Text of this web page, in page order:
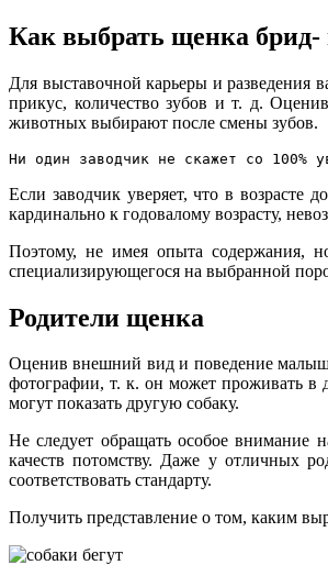
Как выбрать щенка брид-
Для выставочной карьеры и разведения
прикус, количество зубов и т. д.
животных выбирают после смены зубов.
Ни один заводчик не скажет со 100%
Если заводчик уверяет, что в возрасте
кардинально к годовалому возрасту,
Поэтому, не имея опыта содержания,
специализирующегося на выбранной
Родители щенка
Оценив внешний вид и поведение
фотографии, т. к. он может проживать в
могут показать другую собаку.
Не следует обращать особое внимание
качеств потомству. Даже у отличных
соответствовать стандарту.
Получить представление о том, каким